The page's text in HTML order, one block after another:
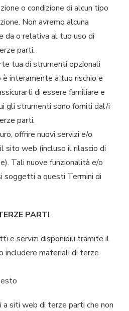
o condizione di alcun tipo
Non avremo alcuna
da o relativa al tuo uso di
parti.
tua di strumenti opzionali
interamente a tuo rischio e
di essere familiare e
gli strumenti sono forniti dal/i
parti.
offrire nuovi servizi e/o
sito web (incluso il rilascio di
Tali nuove funzionalità e/o
soggetti a questi Termini di
PARTI
e servizi disponibili tramite il
includere materiali di terze
siti web di terze parti che non